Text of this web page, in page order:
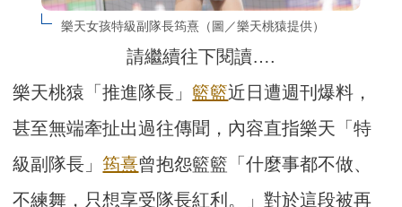
樂天女孩特級副隊長筠熹（圖／樂天桃猿提供）
請繼續往下閱讀….
樂天桃猿「推進隊長」籃籃近日遭週刊爆料，
甚至無端牽扯出過往傳聞，內容直指樂天「特
級副隊長」筠熹曾抱怨籃籃「什麼事都不做、
不練舞，只想享受隊長紅利。」對於這段被再